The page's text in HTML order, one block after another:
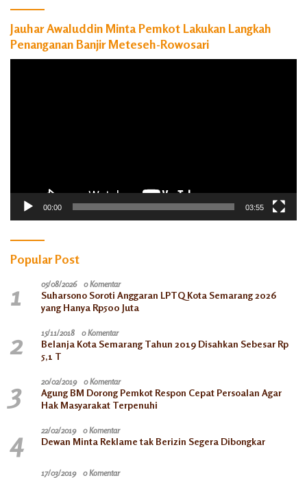
Jauhar Awaluddin Minta Pemkot Lakukan Langkah
Penanganan Banjir Meteseh-Rowosari
00:00 03:55
Popular Post
1 05/08/2026 0 Komentar
Suharsono Soroti Anggaran LPTQ Kota Semarang 2026
yang Hanya Rp500 Juta
2 15/11/2018 0 Komentar
Belanja Kota Semarang Tahun 2019 Disahkan Sebesar Rp
5,1 T
3 20/02/2019 0 Komentar
Agung BM Dorong Pemkot Respon Cepat Persoalan Agar
Hak Masyarakat Terpenuhi
4 22/02/2019 0 Komentar
Dewan Minta Reklame tak Berizin Segera Dibongkar
17/03/2019 0 Komentar